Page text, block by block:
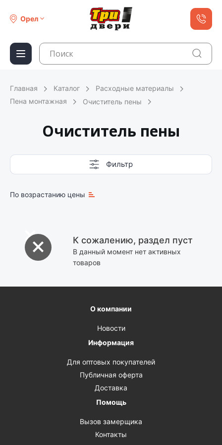
Орел
Главная Каталог
Расходные материалы
Пена монтажная
Очиститель пены
Очиститель пены
Фильтр
По возрастанию цены
К сожалению, раздел пуст
В данный момент нет активных
товаров
О компании
Новости
Информация
Для оптовых покупателей
Публичная оферта
Доставка
Помощь
Вызов замерщика
Контакты